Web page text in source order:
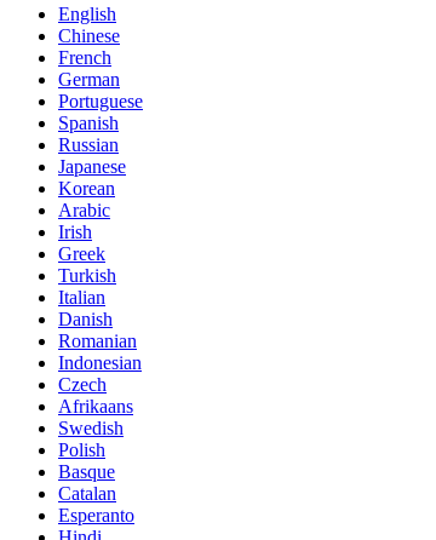
English
Chinese
French
German
Portuguese
Spanish
Russian
Japanese
Korean
Arabic
Irish
Greek
Turkish
Italian
Danish
Romanian
Indonesian
Czech
Afrikaans
Swedish
Polish
Basque
Catalan
Esperanto